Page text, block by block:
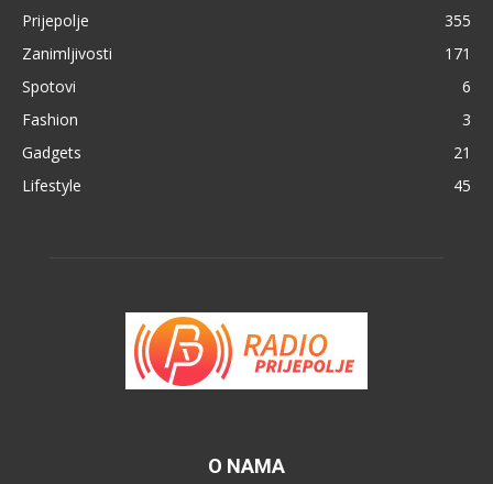
Prijepolje
355
Zanimljivosti
171
Spotovi
6
Fashion
3
Gadgets
21
Lifestyle
45
O NAMA